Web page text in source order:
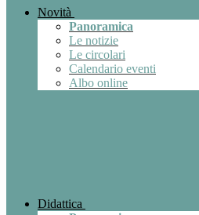
Novità
Panoramica
Le notizie
Le circolari
Calendario eventi
Albo online
Didattica